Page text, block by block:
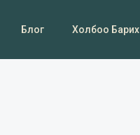
Блог Холбоо Барих